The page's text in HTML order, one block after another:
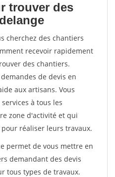
trouver des
cherchez des chantiers
recevoir rapidement
des chantiers.
de devis en
aux artisans. Vous
à tous les
zone d'activité et qui
réaliser leurs travaux.
permet de vous mettre en
demandant des devis
tous types de travaux.